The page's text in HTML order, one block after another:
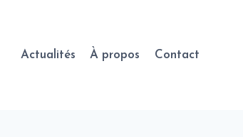
Actualités À propos Contact